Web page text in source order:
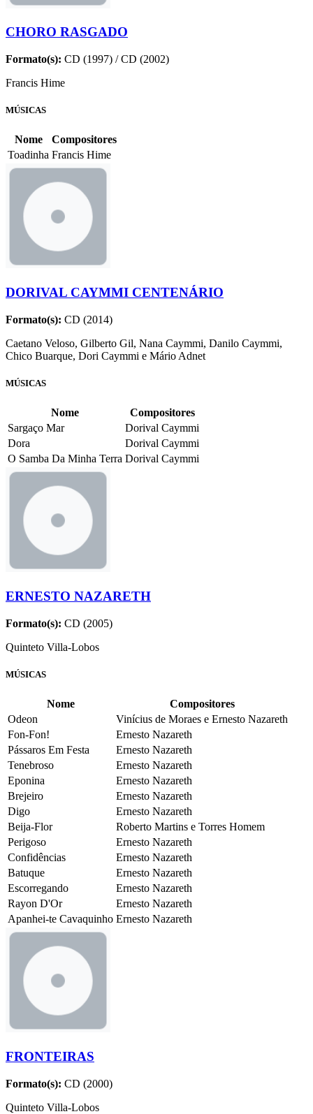
CHORO RASGADO
Formato(s): CD (1997) / CD (2002)
Francis Hime
MÚSICAS
Nome
Compositores
Toadinha Francis Hime
DORIVAL CAYMMI CENTENÁRIO
Formato(s): CD (2014)
Caetano Veloso, Gilberto Gil, Nana Caymmi, Danilo Caymmi,
Chico Buarque, Dori Caymmi e Mário Adnet
MÚSICAS
Nome
Compositores
Sargaço Mar
Dorival Caymmi
Dora
Dorival Caymmi
O Samba Da Minha Terra Dorival Caymmi
ERNESTO NAZARETH
Formato(s): CD (2005)
Quinteto Villa-Lobos
MÚSICAS
Nome
Compositores
Odeon
Vinícius de Moraes e Ernesto Nazareth
Fon-Fon!
Ernesto Nazareth
Pássaros Em Festa
Ernesto Nazareth
Tenebroso
Ernesto Nazareth
Eponina
Ernesto Nazareth
Brejeiro
Ernesto Nazareth
Digo
Ernesto Nazareth
Beija-Flor
Roberto Martins e Torres Homem
Perigoso
Ernesto Nazareth
Confidências
Ernesto Nazareth
Batuque
Ernesto Nazareth
Escorregando
Ernesto Nazareth
Rayon D'Or
Ernesto Nazareth
Apanhei-te Cavaquinho Ernesto Nazareth
FRONTEIRAS
Formato(s): CD (2000)
Quinteto Villa-Lobos